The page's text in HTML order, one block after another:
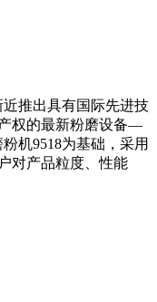
推出具有国际先进技
权的最新粉磨设备—
机9518为基础，采用
对产品粒度、性能